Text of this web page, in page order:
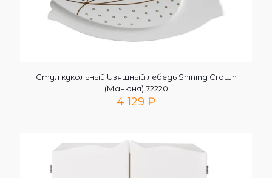
Стул кукольный Изящный лебедь Shining Crown
(Манюня) 72220
4 129 ₽